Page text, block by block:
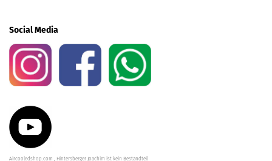
Social Media
Aircooledshop.com , Hintersberger Joachim ist kein Bestandteil